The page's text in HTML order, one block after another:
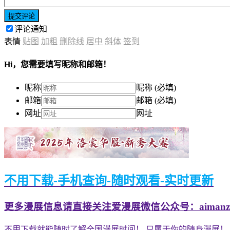
提交评论
评论通知
表情 贴图 加粗 删除线 居中 斜体 签到
Hi，您需要填写昵称和邮箱！
昵称
昵称 (必填)
邮箱
邮箱 (必填)
网址
网址
不用下载-手机查询-随时观看-实时更新
更多漫展信息请直接关注爱漫展微信公众号：